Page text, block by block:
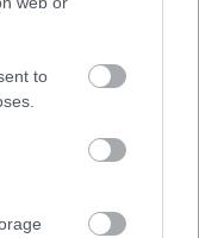
to
var i